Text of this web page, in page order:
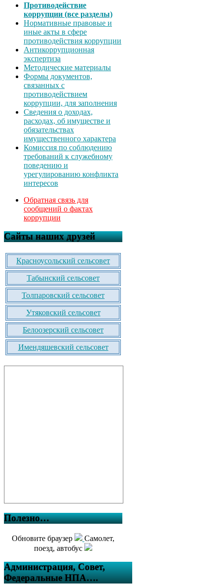
Противодействие
коррупции (все разделы)
Нормативные правовые и
иные акты в сфере
противодействия коррупции
Антикоррупционная
экспертиза
Методические материалы
Формы документов,
связанных с
противодействием
коррупции, для заполнения
Сведения о доходах,
расходах, об имуществе и
обязательствах
имущественного характера
Комиссия по соблюдению
требований к служебному
поведению и
урегулированию конфликта
интересов
Обратная связь для
сообщений о фактах
коррупции
Сайты наших друзей
Красноусольский сельсовет
Табынский сельсовет
Толпаровский сельсовет
Утяковский сельсовет
Белоозерский сельсовет
Имендяшевский сельсовет
Полезно…
Обновите браузер
Самолет,
поезд, автобус
Администрация, Совет,
Федеральные НПА….